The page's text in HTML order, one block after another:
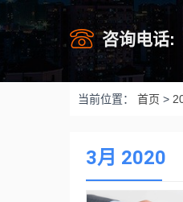
咨询电话:
当前位置： 首页 >
3月 2020